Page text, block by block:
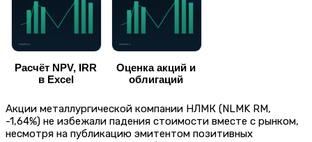
Расчёт NPV, IRR
в Excel
Оценка акций и
облигаций
Акции металлургической компании НЛМК (NLMK RM,
-1,64%) не избежали падения стоимости вместе с рынком,
несмотря на публикацию эмитентом позитивных